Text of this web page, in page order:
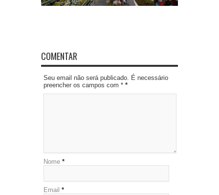
COMENTAR
Seu email não será publicado. É necessário
preencher os campos com * *
Nome *
Email *